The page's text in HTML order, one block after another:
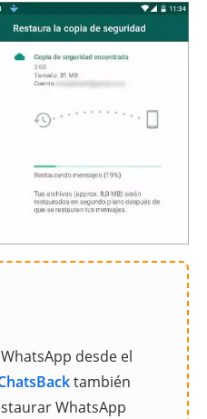
desde el
también
WhatsApp